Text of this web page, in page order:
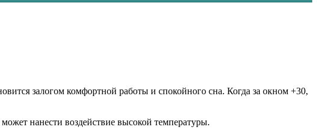
залогом комфортной работы и спокойного сна. Когда за окном +30,
нанести воздействие высокой температуры.